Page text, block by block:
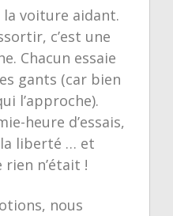
voiture aidant.
c’est une
Chacun essaie
gants (car bien
l’approche).
heure d’essais,
liberté … et
rien n’était !
nous